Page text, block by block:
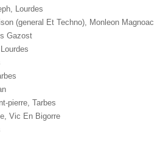
Lourdes
(general Et Techno), Monleon Magnoac
Gazost
pierre, Tarbes
Vic En Bigorre